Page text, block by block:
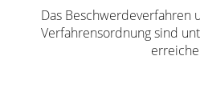
Das Beschwerdeverfahren
Verfahrensordnung sind